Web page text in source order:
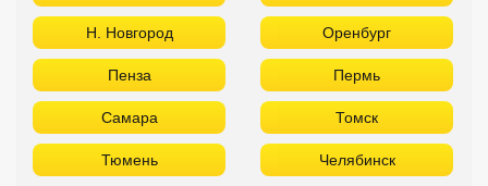
Н. Новгород Оренбург
Пенза Пермь
Самара Томск
Тюмень Челябинск